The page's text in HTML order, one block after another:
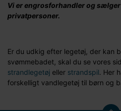
Vi er engrosforhandler og
privatpersoner.
Er du udkig efter legetøj, der kan
svømmebadet, skal du se vores
strandlegetøj eller strandspil. Her
forskelligt vandlegetøj til børn og